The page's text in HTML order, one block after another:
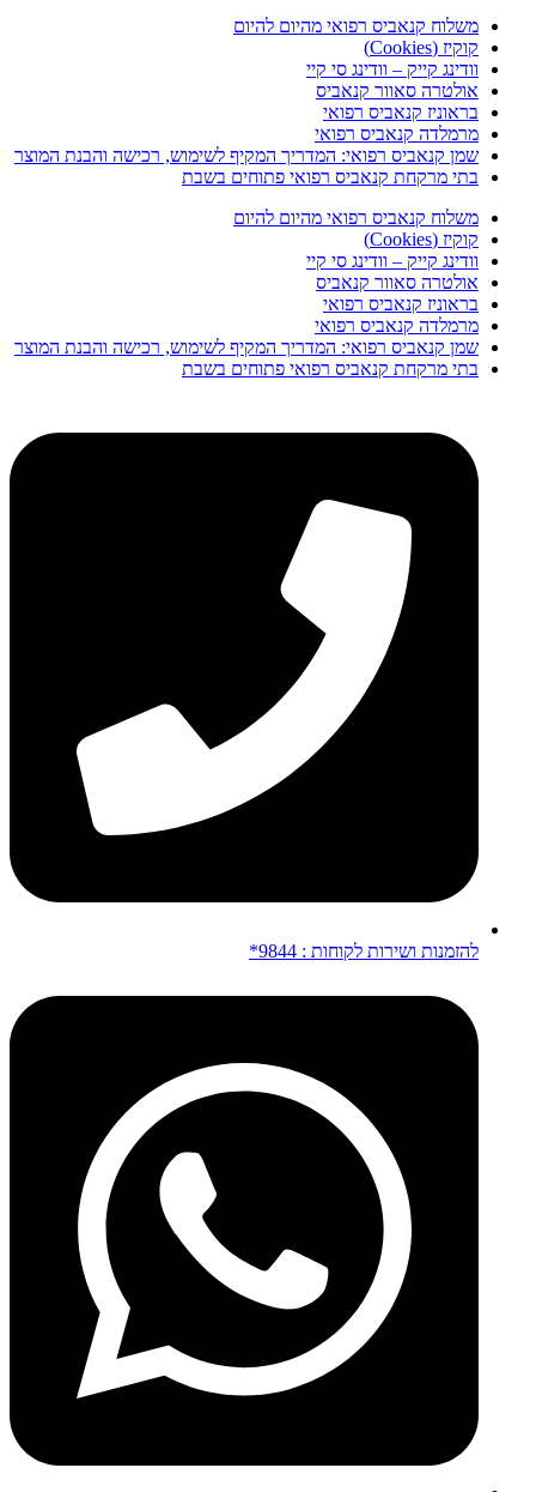
משלוח קנאביס רפואי מהיום להיום
קוקיז (Cookies)
וודינג קייק – וודינג סי קיי
אולטרה סאוור קנאביס
בראוניז קנאביס רפואי
מרמלדה קנאביס רפואי
שמן קנאביס רפואי: המדריך המקיף לשימוש, רכישה והבנת המוצר
בתי מרקחת קנאביס רפואי פתוחים בשבת
משלוח קנאביס רפואי מהיום להיום
קוקיז (Cookies)
וודינג קייק – וודינג סי קיי
אולטרה סאוור קנאביס
בראוניז קנאביס רפואי
מרמלדה קנאביס רפואי
שמן קנאביס רפואי: המדריך המקיף לשימוש, רכישה והבנת המוצר
בתי מרקחת קנאביס רפואי פתוחים בשבת
להזמנות ושירות לקוחות : 9844*